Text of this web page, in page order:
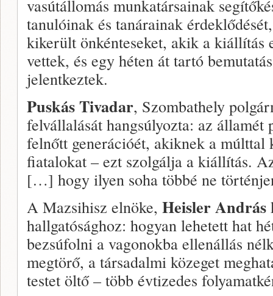
vasútállomás munkatársainak
tanulóinak és tanárainak
kikerült önkénteseket, akik a kiállítás
vettek, és egy héten át tartó
jelentkeztek.
Puskás Tivadar, Szombathely
felvállalását hangsúlyozta: az államét
felnőtt generációét, akiknek a múlttal
fiatalokat – ezt szolgálja a kiállítás.
[…] hogy ilyen soha többé ne
A Mazsihisz elnöke, Heisler András
hallgatósághoz: hogyan lehetett hat
bezsúfolni a vagonokba ellenállás
megtörő, a társadalmi közeget
testet öltő – több évtizedes